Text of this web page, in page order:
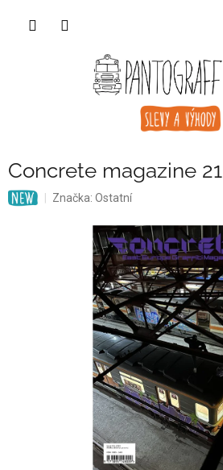
Concrete magazine 21
Značka:Ostatní